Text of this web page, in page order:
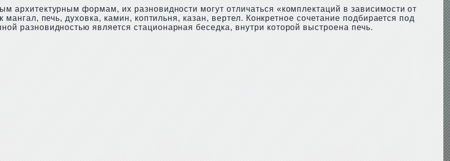
архитектурным формам, их разновидности могут отличаться «комплектаций в зависимости от
печь, духовка, камин, коптильня, казан, вертел. Конкретное сочетание подбирается под
разновидностью является стационарная беседка, внутри которой выстроена печь.